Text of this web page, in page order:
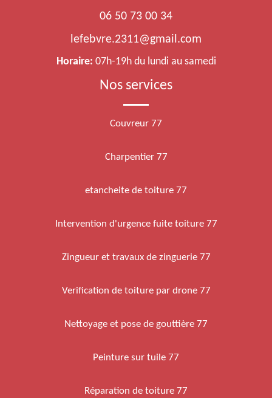
06 50 73 00 34
lefebvre.2311@gmail.com
Horaire: 07h-19h du lundi au samedi
Nos services
Couvreur 77
Charpentier 77
etancheite de toiture 77
Intervention d'urgence fuite toiture 77
Zingueur et travaux de zinguerie 77
Verification de toiture par drone 77
Nettoyage et pose de gouttière 77
Peinture sur tuile 77
Réparation de toiture 77